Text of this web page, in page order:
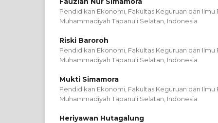
Pendidikan Ekonomi, Fakultas Keguruan dan Ilmu
Muhammadiyah Tapanuli Selatan, Indonesia
Riski Baroroh
Pendidikan Ekonomi, Fakultas Keguruan dan Ilmu
Muhammadiyah Tapanuli Selatan, Indonesia
Mukti Simamora
Pendidikan Ekonomi, Fakultas Keguruan dan Ilmu
Muhammadiyah Tapanuli Selatan, Indonesia
Heriyawan Hutagalung